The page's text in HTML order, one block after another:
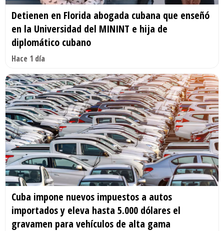
Detienen en Florida abogada cubana que enseñó
en la Universidad del MININT e hija de
diplomático cubano
Hace 1 día
Cuba impone nuevos impuestos a autos
importados y eleva hasta 5.000 dólares el
gravamen para vehículos de alta gama